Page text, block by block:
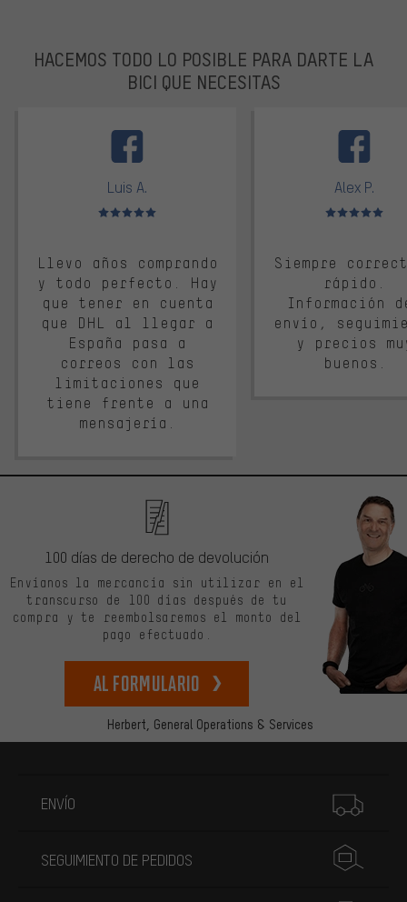
HACEMOS TODO LO POSIBLE PARA DARTE LA
BICI QUE NECESITAS
Luis A.
Valoración media: 5 de 5
Llevo años comprando
y todo perfecto. Hay
que tener en cuenta
que DHL al llegar a
España pasa a
correos con las
limitaciones que
tiene frente a una
mensajería.
Alex P.
Valoración
Siempre
rápido.
Información
envío,
y precios
buenos.
Herbert, General Operations & Services
100 días de derecho de devolución
Envíanos la mercancía sin utilizar en el
transcurso de 100 días después de tu
compra y te reembolsaremos el monto del
pago efectuado.
Al formulario
ENVÍO
SEGUIMIENTO DE PEDIDOS